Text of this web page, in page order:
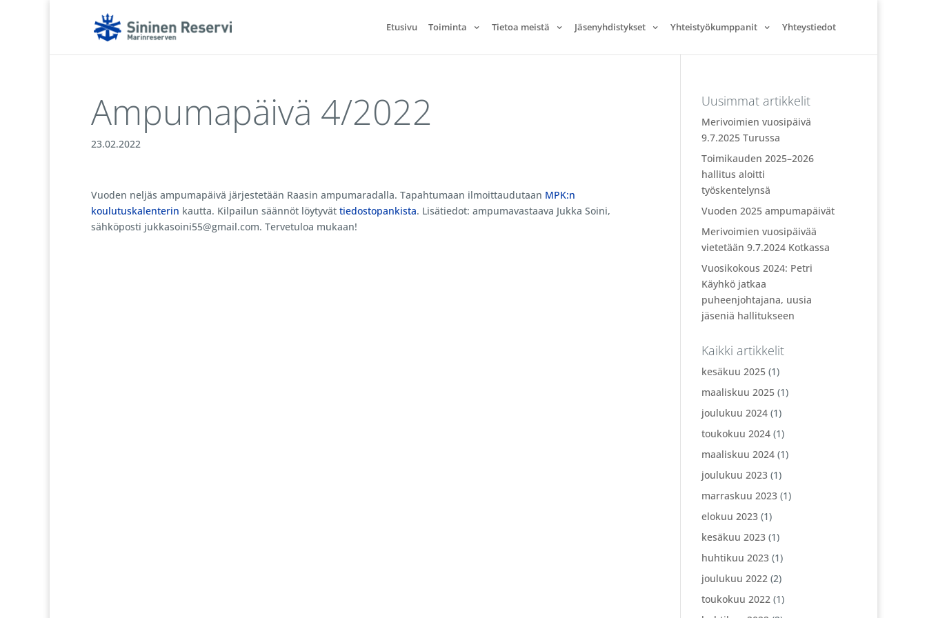
Etusivu Toiminta Tietoa meistä Jäsenyhdistykset Yhteistyökumppanit Yhteystiedot
Ampumapäivä 4/2022
23.02.2022
Vuoden neljäs ampumapäivä järjestetään Raasin ampumaradalla. Tapahtumaan ilmoittaudutaan MPK:n
koulutuskalenterin kautta. Kilpailun säännöt löytyvät tiedostopankista. Lisätiedot: ampumavastaava Jukka Soini,
sähköposti jukkasoini55@gmail.com. Tervetuloa mukaan!
Uusimmat artikkelit
Merivoimien vuosipäivä
9.7.2025 Turussa
Toimikauden 2025–2026
hallitus aloitti
työskentelynsä
Vuoden 2025 ampumapäivät
Merivoimien vuosipäivää
vietetään 9.7.2024 Kotkassa
Vuosikokous 2024: Petri
Käyhkö jatkaa
puheenjohtajana, uusia
jäseniä hallitukseen
Kaikki artikkelit
kesäkuu 2025(1)
maaliskuu 2025(1)
joulukuu 2024(1)
toukokuu 2024(1)
maaliskuu 2024(1)
joulukuu 2023(1)
marraskuu 2023(1)
elokuu 2023(1)
kesäkuu 2023(1)
huhtikuu 2023(1)
joulukuu 2022(2)
toukokuu 2022(1)